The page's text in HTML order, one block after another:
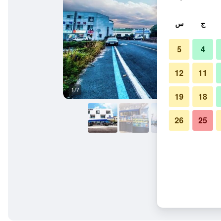
1/7
ج س
4
5
11
12
18
19
25
26